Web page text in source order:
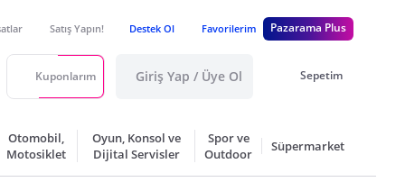
Satış Yapın! Destek Ol Favorilerim Pazarama Plus
Kuponlarım Giriş Yap / Üye Ol Sepetim
Otomobil,
Motosiklet
Oyun, Konsol ve
Dijital Servisler
Spor ve
Outdoor
Süpermarket